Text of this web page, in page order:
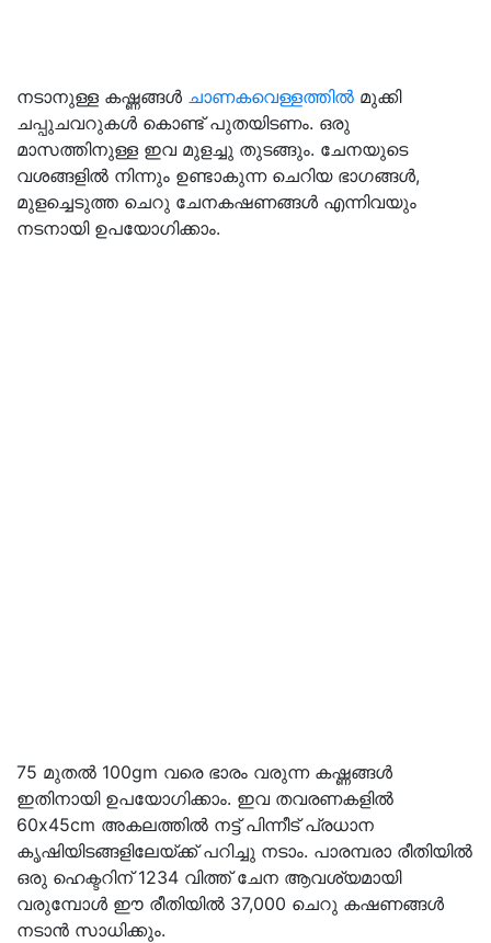
നടാനുള്ള കഷ്ണങ്ങൾ ചാണകവെള്ളത്തിൽ മുക്കി
ചപ്പുചവറുകൾ കൊണ്ട് പുതയിടണം. ഒരു
മാസത്തിനുള്ള ഇവ മുളച്ചു തുടങ്ങും. ചേനയുടെ
വശങ്ങളിൽ നിന്നും ഉണ്ടാകുന്ന ചെറിയ ഭാഗങ്ങൾ,
മുളച്ചെടുത്ത ചെറു ചേനകഷണങ്ങൾ എന്നിവയും
നടനായി ഉപയോഗിക്കാം.
75 മുതൽ 100gm വരെ ഭാരം വരുന്ന കഷ്ണങ്ങൾ
ഇതിനായി ഉപയോഗിക്കാം. ഇവ തവരണകളിൽ
60x45cm അകലത്തിൽ നട്ട് പിന്നീട് പ്രധാന
കൃഷിയിടങ്ങളിലേയ്ക്ക് പറിച്ചു നടാം. പാരമ്പരാ രീതിയിൽ
ഒരു ഹെക്ടറിന് 1234 വിത്ത് ചേന ആവശ്യമായി
വരുമ്പോൾ ഈ രീതിയിൽ 37,000 ചെറു കഷണങ്ങൾ
നടാൻ സാധിക്കും.